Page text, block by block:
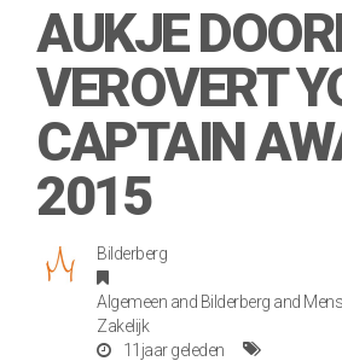
AUKJE
VEROVERT
CAPTAIN
2015
Bilderberg
Algemeen and Bilderberg and
Zakelijk
11jaar geleden